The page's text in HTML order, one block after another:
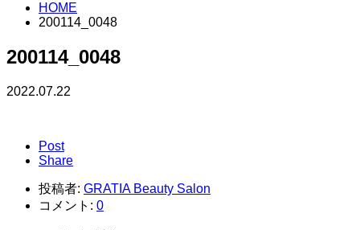
HOME
200114_0048
200114_0048
2022.07.22
Post
Share
投稿者: GRATIA Beauty Salon
コメント: 0